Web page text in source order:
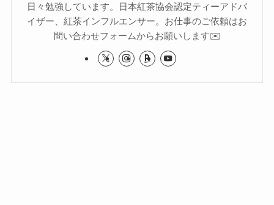
日々勉強しています。日本紅茶協会認定ティーアドバ
イザー、紅茶インフルエンサー。お仕事のご依頼はお
問い合わせフォームからお願いします✉️